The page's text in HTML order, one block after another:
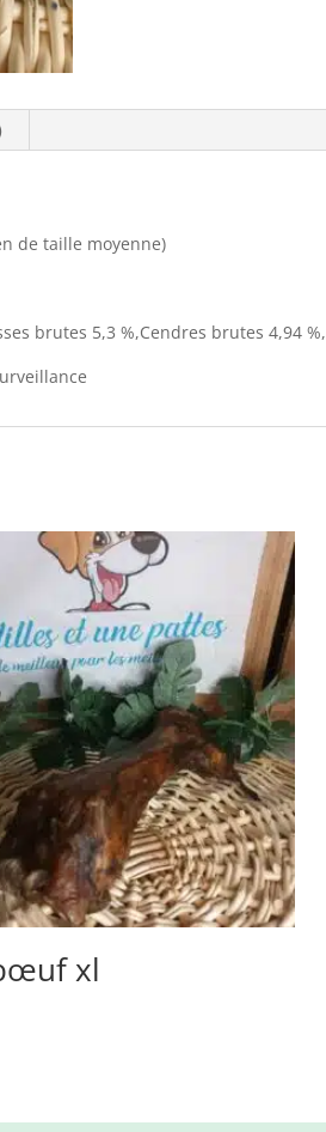
de taille moyenne)
brutes 5,3 %,Cendres brutes 4,94 %
xl